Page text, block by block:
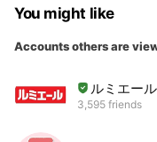
You might like
Accounts others are
ルミエー
3,595 friends